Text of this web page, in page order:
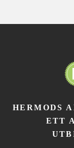
HERMODS
ETT